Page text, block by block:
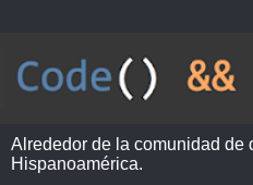
Alrededor de la comunidad de
Hispanoamérica.